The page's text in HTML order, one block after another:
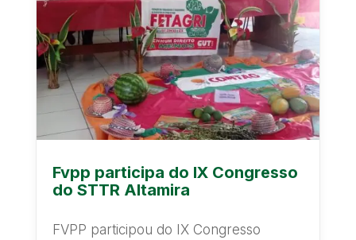
Fvpp participa do IX Congresso
do STTR Altamira
FVPP participou do IX Congresso